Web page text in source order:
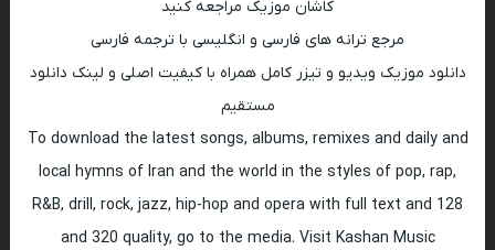
کاشان موزیک مراجعه کنید
مرجع ترانه های فارسی و انگلیسی با ترجمه فارسی
دانلود موزیک ویدیو و تیزر کامل همراه با کیفیت اصلی و لینک دانلود
مستقیم
To download the latest songs, albums, remixes and daily and
local hymns of Iran and the world in the styles of pop, rap,
R&B, drill, rock, jazz, hip-hop and opera with full text and 128
and 320 quality, go to the media. Visit Kashan Music